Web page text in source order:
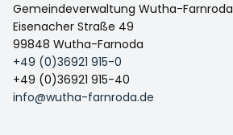
Gemeindeverwaltung Wutha-Farnroda
Eisenacher Straße 49
99848 Wutha-Farnoda
+49 (0)36921 915-0
+49 (0)36921 915-40
info@wutha-farnroda.de